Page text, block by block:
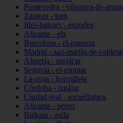
Pontevedra - vilanova-de-
Zamora - toro
Illes-balears - esporles
Alicante - elx
Barcelona - el-masnou
Madrid - san-martín-de-
Almería - mojácar
Segovia - el-espinar
La-rioja - hormilleja
Córdoba - iznájar
Ciudad-real - socuéllamos
Alicante - petrer
Bizkaia - zalla